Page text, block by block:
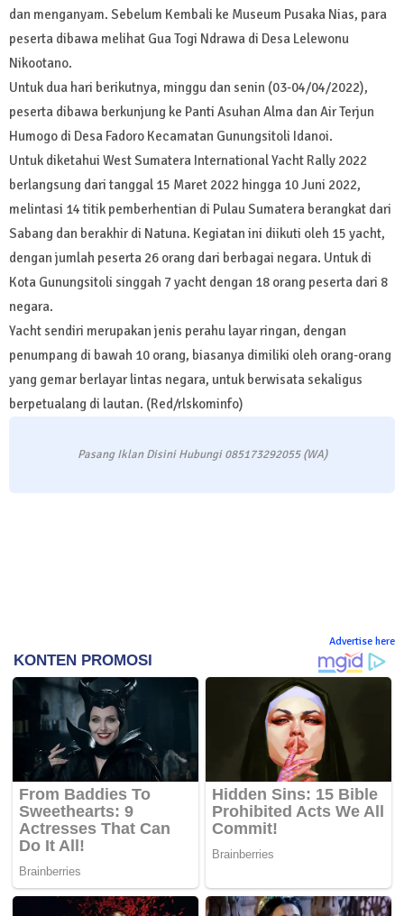
dan menganyam. Sebelum Kembali ke Museum Pusaka Nias, para
peserta dibawa melihat Gua Togi Ndrawa di Desa Lelewonu
Nikootano.
Untuk dua hari berikutnya, minggu dan senin (03-04/04/2022),
peserta dibawa berkunjung ke Panti Asuhan Alma dan Air Terjun
Humogo di Desa Fadoro Kecamatan Gunungsitoli Idanoi.
Untuk diketahui West Sumatera International Yacht Rally 2022
berlangsung dari tanggal 15 Maret 2022 hingga 10 Juni 2022,
melintasi 14 titik pemberhentian di Pulau Sumatera berangkat dari
Sabang dan berakhir di Natuna. Kegiatan ini diikuti oleh 15 yacht,
dengan jumlah peserta 26 orang dari berbagai negara. Untuk di
Kota Gunungsitoli singgah 7 yacht dengan 18 orang peserta dari 8
negara.
Yacht sendiri merupakan jenis perahu layar ringan, dengan
penumpang di bawah 10 orang, biasanya dimiliki oleh orang-orang
yang gemar berlayar lintas negara, untuk berwisata sekaligus
berpetualang di lautan. (Red/rlskominfo)
Pasang Iklan Disini Hubungi 085173292055 (WA)
Advertise here